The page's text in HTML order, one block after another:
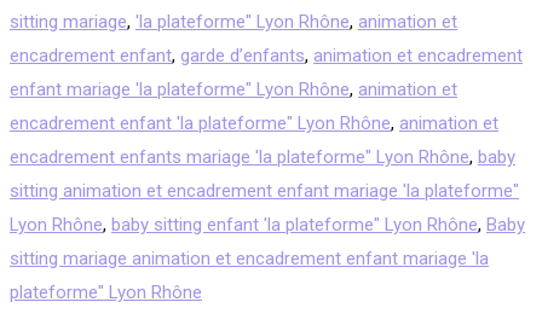
sitting mariage, 'la plateforme" Lyon Rhône, animation et
encadrement enfant, garde d’enfants, animation et encadrement
enfant mariage 'la plateforme" Lyon Rhône, animation et
encadrement enfant 'la plateforme" Lyon Rhône, animation et
encadrement enfants mariage 'la plateforme" Lyon Rhône, baby
sitting animation et encadrement enfant mariage 'la plateforme"
Lyon Rhône, baby sitting enfant 'la plateforme" Lyon Rhône, Baby
sitting mariage animation et encadrement enfant mariage 'la
plateforme" Lyon Rhône